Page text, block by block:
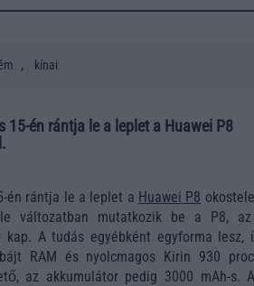
, kínai
én rántja le a leplet a Huawei P8
én rántja le a leplet a Huawei P8
változatban mutatkozik be a P8,
A tudás egyébként egyforma lesz,
RAM és nyolcmagos Kirin 930
az akkumulátor pedig 3000 mAh-s.